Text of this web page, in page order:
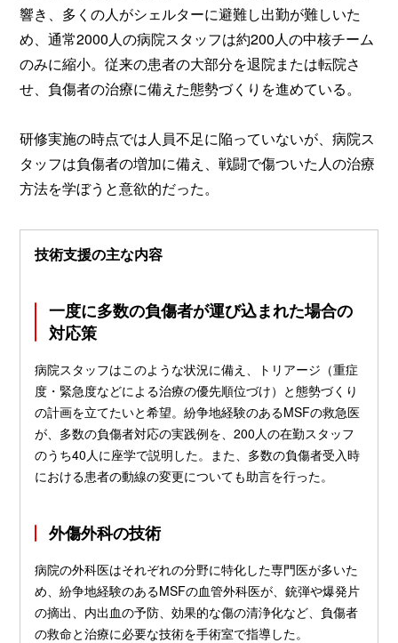
響き、多くの人がシェルターに避難し出勤が難しいた
め、通常2000人の病院スタッフは約200人の中核チーム
のみに縮小。従来の患者の大部分を退院または転院さ
せ、負傷者の治療に備えた態勢づくりを進めている。
研修実施の時点では人員不足に陥っていないが、病院ス
タッフは負傷者の増加に備え、戦闘で傷ついた人の治療
方法を学ぼうと意欲的だった。
技術支援の主な内容
一度に多数の負傷者が運び込まれた場合の
対応策
病院スタッフはこのような状況に備え、トリアージ（重症
度・緊急度などによる治療の優先順位づけ）と態勢づくり
の計画を立てたいと希望。紛争地経験のあるMSFの救急医
が、多数の負傷者対応の実践例を、200人の在勤スタッフ
のうち40人に座学で説明した。また、多数の負傷者受入時
における患者の動線の変更についても助言を行った。
外傷外科の技術
病院の外科医はそれぞれの分野に特化した専門医が多いた
め、紛争地経験のあるMSFの血管外科医が、銃弾や爆発片
の摘出、内出血の予防、効果的な傷の清浄化など、負傷者
の救命と治療に必要な技術を手術室で指導した。